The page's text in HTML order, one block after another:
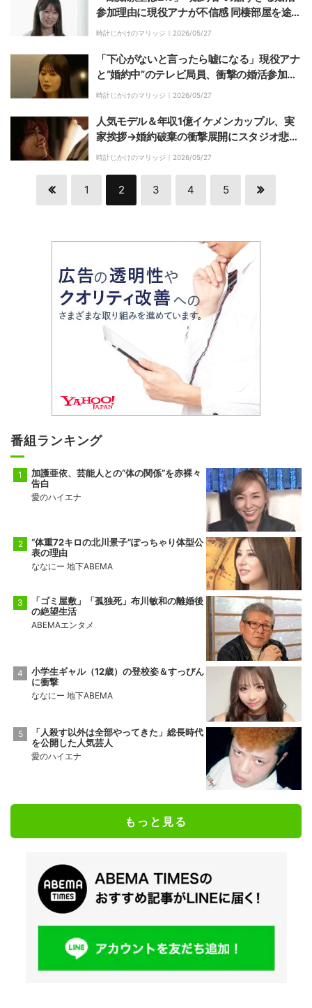
参加理由に現役アナが不信感 同棲部屋を途中
退出の修羅場に
時計じかけのマリッジ｜ 2026/05/27
「下心がないと言ったら嘘になる」現役アナ
と“婚約中”のテレビ局員、衝撃の婚活参加理
由に「もう嫌になる」
時計じかけのマリッジ｜ 2026/05/27
人気モデル＆年収1億イケメンカップル、実
家挨拶→婚約破棄の衝撃展開にスタジオ悲鳴
「やめて」
時計じかけのマリッジ｜ 2026/05/27
1 2 3 4 5
番組ランキング
加護亜依、芸能人との“体の関係”を赤裸々
告白
愛のハイエナ
“体重72キロの北川景子”ぽっちゃり体型公
表の理由
ななにー 地下ABEMA
「ゴミ屋敷」「孤独死」布川敏和の離婚後
の絶望生活
ABEMAエンタメ
小学生ギャル（12歳）の登校姿＆すっぴん
に衝撃
ななにー 地下ABEMA
「人殺す以外は全部やってきた」総長時代
を公開した人気芸人
愛のハイエナ
もっと見る